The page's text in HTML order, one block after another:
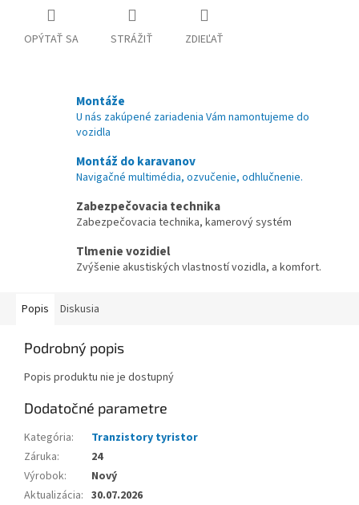
OPÝTAŤ SA STRÁŽIŤ ZDIEĽAŤ
Montáže
U nás zakúpené zariadenia Vám namontujeme do
vozidla
Montáž do karavanov
Navigačné multimédia, ozvučenie, odhlučnenie.
Zabezpečovacia technika
Zabezpečovacia technika, kamerový systém
Tlmenie vozidiel
Zvýšenie akustiských vlastností vozidla, a komfort.
Popis Diskusia
Podrobný popis
Popis produktu nie je dostupný
Dodatočné parametre
Kategória:
Tranzistory tyristor
Záruka:
24
Výrobok:
Nový
Aktualizácia: 30.07.2026